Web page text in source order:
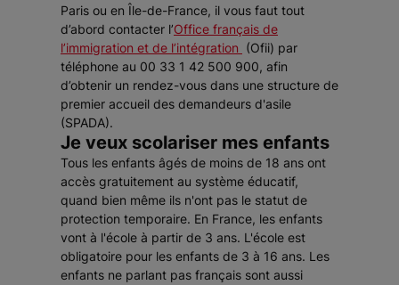
Paris ou en Île-de-France, il vous faut tout
d’abord contacter l’Office français de
l’immigration et de l’intégration (Ofii) par
téléphone au 00 33 1 42 500 900, afin
d’obtenir un rendez-vous dans une structure de
premier accueil des demandeurs d'asile
(SPADA).
Je veux scolariser mes enfants
Tous les enfants âgés de moins de 18 ans ont
accès gratuitement au système éducatif,
quand bien même ils n'ont pas le statut de
protection temporaire. En France, les enfants
vont à l'école à partir de 3 ans. L'école est
obligatoire pour les enfants de 3 à 16 ans. Les
enfants ne parlant pas français sont aussi